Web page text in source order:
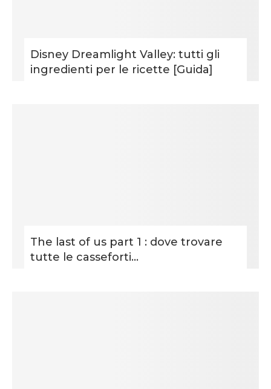
Disney Dreamlight Valley: tutti gli
ingredienti per le ricette [Guida]
The last of us part 1 : dove trovare
tutte le casseforti...